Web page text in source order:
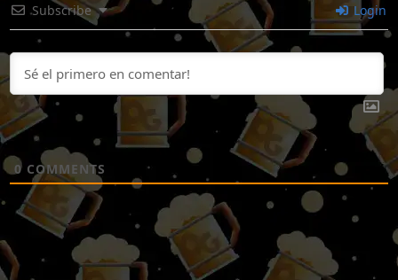
Subscribe Login
0COMMENTS